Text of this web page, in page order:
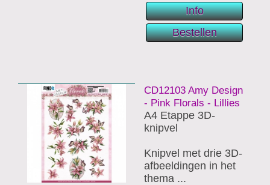
CD12103 Amy Design
- Pink Florals - Lillies
A4 Etappe 3D-
knipvel
Knipvel met drie 3D-
afbeeldingen in het
thema ...